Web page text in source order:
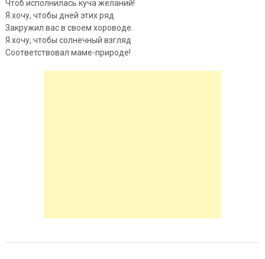
Чтоб исполнилась куча желаний!
Я хочу, чтобы дней этих ряд
Закружил вас в своем хороводе.
Я хочу, чтобы солнечный взгляд
Соответствовал маме-природе!